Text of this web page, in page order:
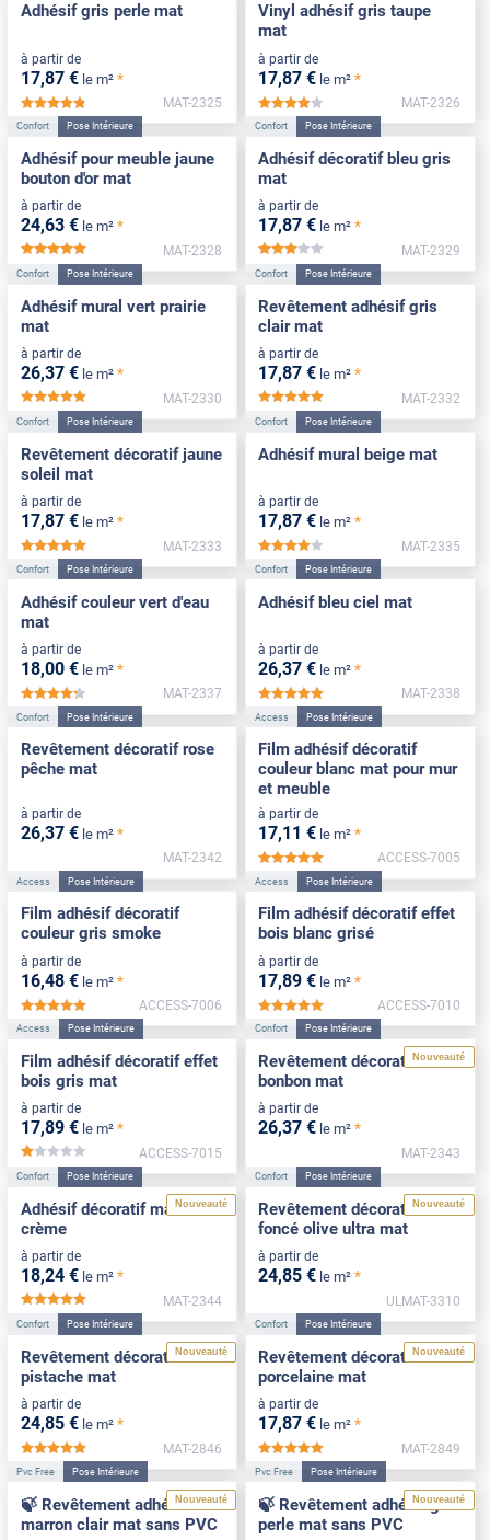
Adhésif gris perle mat
à partir de
17,87 € le m² *
*****
MAT-2325
Vinyl adhésif gris taupe
mat
à partir de
17,87 € le m² *
*****
MAT-2326
Confort Pose Intérieure
Adhésif pour meuble jaune
bouton d'or mat
à partir de
24,63 € le m² *
MAT-2328
Confort Pose Intérieure
Adhésif décoratif bleu gris
mat
à partir de
17,87 € le m² *
*****
MAT-2329
Confort Pose Intérieure
Adhésif mural vert prairie
mat
à partir de
26,37 € le m² *
MAT-2330
Confort Pose Intérieure
Revêtement adhésif gris
clair mat
à partir de
17,87 € le m² *
MAT-2332
Confort Pose Intérieure
Revêtement décoratif jaune
soleil mat
à partir de
17,87 € le m² *
*****
MAT-2333
Confort Pose Intérieure
Adhésif mural beige mat
à partir de
17,87 € le m² *
*****
MAT-2335
Confort Pose Intérieure
Adhésif couleur vert d'eau
mat
à partir de
18,00 € le m² *
*****
MAT-2337
Confort Pose Intérieure
Adhésif bleu ciel mat
à partir de
26,37 € le m² *
MAT-2338
Confort Pose Intérieure
Revêtement décoratif rose
pêche mat
à partir de
26,37 € le m² *
MAT-2342
Access Pose Intérieure
Film adhésif décoratif
couleur blanc mat pour mur
et meuble
à partir de
17,11 € le m² *
ACCESS-7005
Access Pose Intérieure
Film adhésif décoratif
couleur gris smoke
à partir de
16,48 € le m² *
*****
ACCESS-7006
Access Pose Intérieure
Film adhésif décoratif effet
bois blanc grisé
à partir de
17,89 € le m² *
ACCESS-7010
Access Pose Intérieure
Film adhésif décoratif effet
bois gris mat
à partir de
17,89 € le m² *
*****
ACCESS-7015
Nouveauté
Confort Pose Intérieure
Revêtement décoratif rose
bonbon mat
à partir de
26,37 € le m² *
MAT-2343
Nouveauté
Confort Pose Intérieure
Adhésif décoratif mat blanc
crème
à partir de
18,24 € le m² *
*****
MAT-2344
Nouveauté
Confort Pose Intérieure
Revêtement décoratif vert
foncé olive ultra mat
à partir de
24,85 € le m² *
ULMAT-3310
Nouveauté
Confort Pose Intérieure
Revêtement décoratif vert
pistache mat
à partir de
24,85 € le m² *
*****
MAT-2846
Nouveauté
Confort Pose Intérieure
Revêtement décoratif
porcelaine mat
à partir de
17,87 € le m² *
MAT-2849
Nouveauté
Pvc Free Pose Intérieure
🍃 Revêtement adhésif
marron clair mat sans PVC
Nouveauté
Pvc Free Pose Intérieure
🍃 Revêtement adhésif gris
perle mat sans PVC